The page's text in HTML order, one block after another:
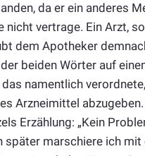
da er ein anderes
nicht vertrage. Ein Arzt,
dem Apotheker
beiden Wörter auf
namentlich
Arzneimittel
Erzählung: „Kein
später marschiere ich mit